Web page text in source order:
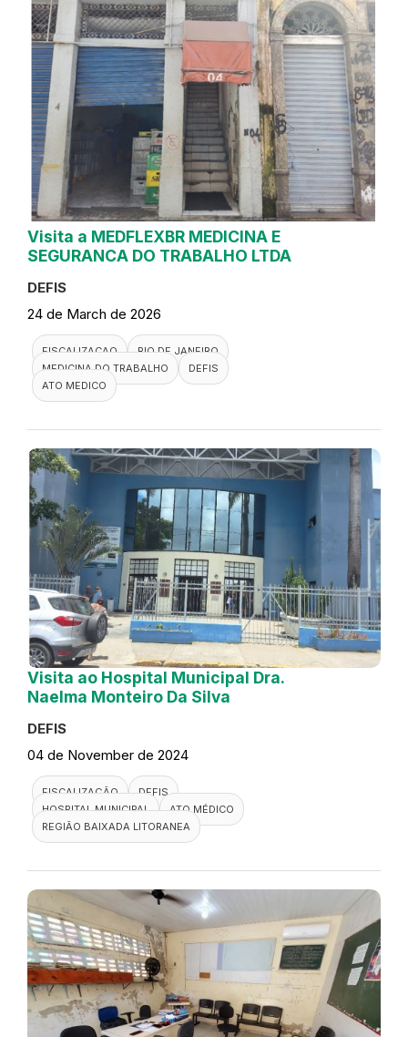
Visita a MEDFLEXBR MEDICINA E
SEGURANCA DO TRABALHO LTDA
DEFIS
24 de March de 2026
FISCALIZACAO
RIO DE JANEIRO
MEDICINA DO TRABALHO
DEFIS
ATO MEDICO
Visita ao Hospital Municipal Dra.
Naelma Monteiro Da Silva
DEFIS
04 de November de 2024
FISCALIZAÇÃO
DEFIS
HOSPITAL MUNICIPAL
ATO MÉDICO
REGIÃO BAIXADA LITORANEA